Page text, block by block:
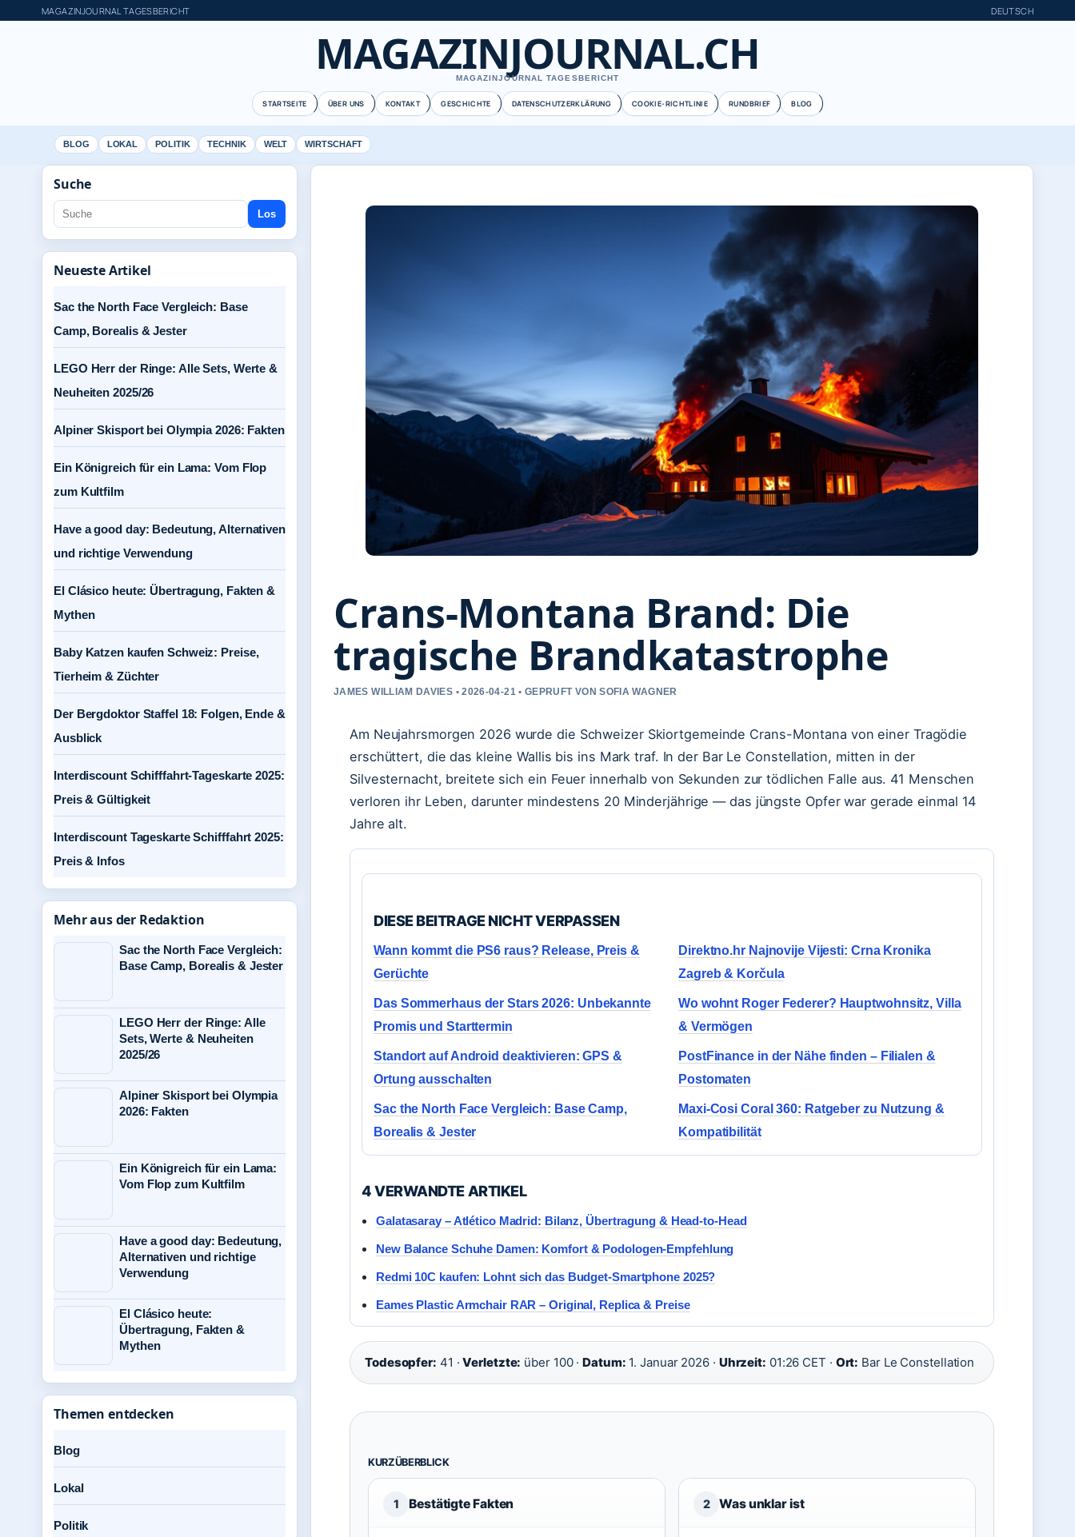
MAGAZINJOURNAL TAGESBERICHT DEUTSCH
MAGAZINJOURNAL.CH
MAGAZINJOURNAL TAGESBERICHT
STARTSEITE ÜBER UNS KONTAKT GESCHICHTE DATENSCHUTZERKLÄRUNG COOKIE-RICHTLINIE RUNDBRIEF BLOG
BLOG LOKAL POLITIK TECHNIK WELT WIRTSCHAFT
Crans-Montana Brand: Die
tragische Brandkatastrophe
JAMES WILLIAM DAVIES • 2026-04-21 • GEPRUFT VON SOFIA WAGNER
Am Neujahrsmorgen 2026 wurde die Schweizer Skiortgemeinde Crans-Montana von einer Tragödie
erschüttert, die das kleine Wallis bis ins Mark traf. In der Bar Le Constellation, mitten in der
Silvesternacht, breitete sich ein Feuer innerhalb von Sekunden zur tödlichen Falle aus. 41 Menschen
verloren ihr Leben, darunter mindestens 20 Minderjährige — das jüngste Opfer war gerade einmal 14
Jahre alt.
DIESE BEITRAGE NICHT VERPASSEN
Wann kommt die PS6 raus? Release, Preis &
Gerüchte
Direktno.hr Najnovije Vijesti: Crna Kronika
Zagreb & Korčula
Das Sommerhaus der Stars 2026: Unbekannte
Promis und Starttermin
Wo wohnt Roger Federer? Hauptwohnsitz, Villa
& Vermögen
Standort auf Android deaktivieren: GPS &
Ortung ausschalten
PostFinance in der Nähe finden – Filialen &
Postomaten
Sac the North Face Vergleich: Base Camp,
Borealis & Jester
Maxi-Cosi Coral 360: Ratgeber zu Nutzung &
Kompatibilität
4 VERWANDTE ARTIKEL
Galatasaray – Atlético Madrid: Bilanz, Übertragung & Head-to-Head
New Balance Schuhe Damen: Komfort & Podologen-Empfehlung
Redmi 10C kaufen: Lohnt sich das Budget-Smartphone 2025?
Eames Plastic Armchair RAR – Original, Replica & Preise
Todesopfer: 41 ·Verletzte: über 100 ·Datum: 1. Januar 2026 · Uhrzeit: 01:26 CET · Ort: Bar Le Constellation
KURZÜBERBLICK
1 Bestätigte Fakten 2 Was unklar ist
Suche
Los
Neueste Artikel
Sac the North Face Vergleich: Base
Camp, Borealis & Jester
LEGO Herr der Ringe: Alle Sets, Werte &
Neuheiten 2025/26
Alpiner Skisport bei Olympia 2026: Fakten
Ein Königreich für ein Lama: Vom Flop
zum Kultfilm
Have a good day: Bedeutung, Alternativen
und richtige Verwendung
El Clásico heute: Übertragung, Fakten &
Mythen
Baby Katzen kaufen Schweiz: Preise,
Tierheim & Züchter
Der Bergdoktor Staffel 18: Folgen, Ende &
Ausblick
Interdiscount Schifffahrt-Tageskarte 2025:
Preis & Gültigkeit
Interdiscount Tageskarte Schifffahrt 2025:
Preis & Infos
Mehr aus der Redaktion
Sac the North Face Vergleich:
Base Camp, Borealis & Jester
LEGO Herr der Ringe: Alle
Sets, Werte & Neuheiten
2025/26
Alpiner Skisport bei Olympia
2026: Fakten
Ein Königreich für ein Lama:
Vom Flop zum Kultfilm
Have a good day: Bedeutung,
Alternativen und richtige
Verwendung
El Clásico heute:
Übertragung, Fakten &
Mythen
Themen entdecken
Blog
Lokal
Politik